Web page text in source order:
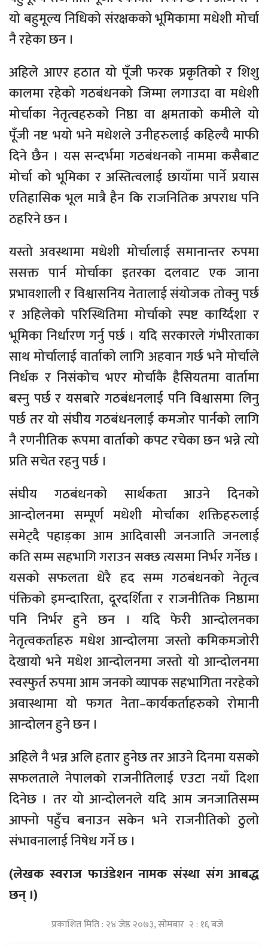
यो बहुमूल्य निधिको संरक्षकको भूमिकामा मधेशी मोर्चा
नै रहेका छन ।
अहिले आएर हठात यो पूँजी फरक प्रकृतिको र शिशु
कालमा रहेको गठबंधनको जिम्मा लगाउदा वा मधेशी
मोर्चाका नेतृत्वहरुको निष्ठा वा क्षमताको कमीले यो
पूँजी नष्ट भयो भने मधेशले उनीहरुलाई कहिल्यै माफी
दिने छैन । यस सन्दर्भमा गठबंधनको नाममा कसैबाट
मोर्चा को भूमिका र अस्तित्वलाई छायाँमा पार्ने प्रयास
एतिहासिक भूल मात्रै हैन कि राजनितिक अपराध पनि
ठहरिने छन ।
यस्तो अवस्थामा मधेशी मोर्चालाई समानान्तर रुपमा
ससक्त पार्न मोर्चाका इतरका दलवाट एक जाना
प्रभावशाली र विश्वासनिय नेतालाई संयोजक तोक्नु पर्छ
र अहिलेको परिस्थितिमा मोर्चाको स्पष्ट कार्य्दिशा र
भूमिका निर्धारण गर्नु पर्छ । यदि सरकारले गंभीरताका
साथ मोर्चालाई वार्ताको लागि अहवान गर्छ भने मोर्चाले
निर्धक र निसंकोच भएर मोर्चाकै हैसियतमा वार्तामा
बस्नु पर्छ र यसबारे गठबंधनलाई पनि विश्वासमा लिनु
पर्छ तर यो संघीय गठबंधनलाई कमजोर पार्नको लागि
नै रणनीतिक रूपमा वार्ताको कपट रचेका छन भन्ने त्यो
प्रति सचेत रहनु पर्छ ।
संघीय गठबंधनको सार्थकता आउने दिनको
आन्दोलनमा सम्पूर्ण मधेशी मोर्चाका शक्तिहरुलाई
समेट्दै पहाड़का आम आदिवासी जनजाति जनलाई
कति सम्म सहभागि गराउन सक्छ त्यसमा निर्भर गर्नेछ ।
यसको सफलता धेरै हद सम्म गठबंधनको नेतृत्व
पंक्तिको इमन्दारिता, दूरदर्शिता र राजनीतिक निष्ठामा
पनि निर्भर हुने छन । यदि फेरी आन्दोलनका
नेतृत्वकर्ताहरु मधेश आन्दोलमा जस्तो कमिकमजोरी
देखायो भने मधेश आन्दोलनमा जस्तो यो आन्दोलनमा
स्वस्फुर्त रुपमा आम जनको व्यापक सहभागिता नरहेको
अवास्थामा यो फगत नेता–कार्यकर्ताहरुको रोमानी
आन्दोलन हुने छन ।
अहिले नै भन्न अलि हतार हुनेछ तर आउने दिनमा यसको
सफलताले नेपालको राजनीतिलाई एउटा नयाँ दिशा
दिनेछ । तर यो आन्दोलनले यदि आम जनजातिसम्म
आफ्नो पहुँच बनाउन सकेन भने राजनीतिको ठुलो
संभावनालाई निषेध गर्ने छ ।
(लेखक स्वराज फाउंडेशन नामक संस्था संग आबद्ध
छन् ।)
प्रकाशित मिति : २४ जेष्ठ २०७३, सोमबार २ : १६ बजे